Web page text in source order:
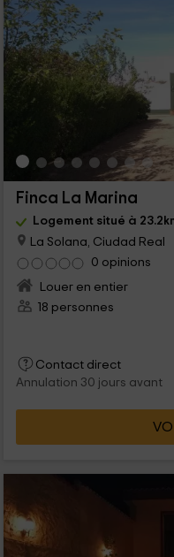
Finca La Marina
Logement situé à
La Solana, Ciudad Real
0 opinions
Louer en entier
18 personnes
Contact direct
Annulation 30 jours avant